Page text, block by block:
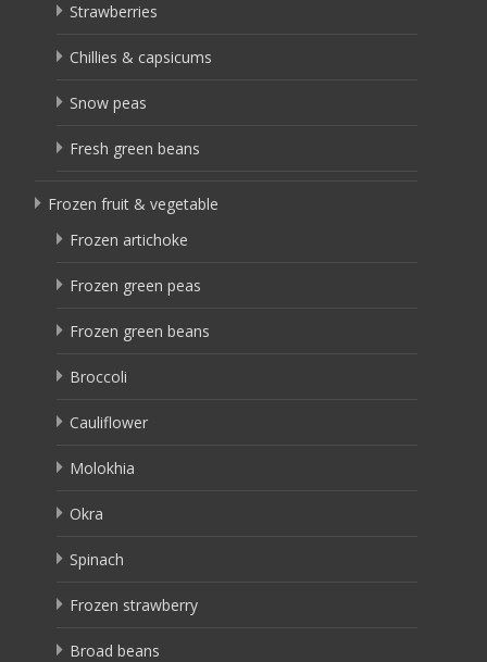
Strawberries
Chillies & capsicums
Snow peas
Fresh green beans
Frozen fruit & vegetable
Frozen artichoke
Frozen green peas
Frozen green beans
Broccoli
Cauliflower
Molokhia
Okra
Spinach
Frozen strawberry
Broad beans